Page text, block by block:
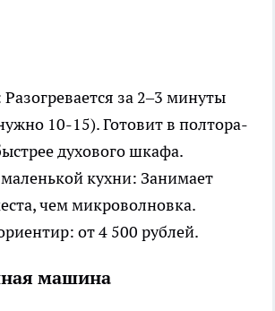
Разогревается за 2–3 минуты
10-15). Готовит в полтора-
духового шкафа.
кухни: Занимает
чем микроволновка.
от 4 500 рублей.
машина